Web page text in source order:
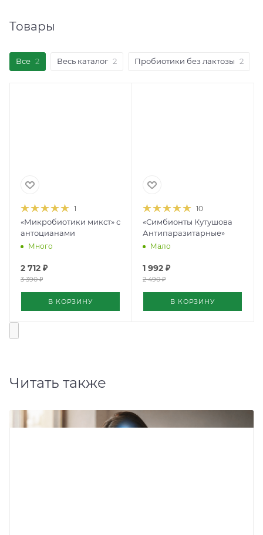
Товары
Все 2 Весь каталог 2 Пробиотики без лактозы 2
1
«Микробиотики микст» с
антоцианами
Много
2 712 ₽
3 390₽
В КОРЗИНУ
10
«Симбионты Кутушова
Антипаразитарные»
Мало
1 992 ₽
2 490₽
В КОРЗИНУ